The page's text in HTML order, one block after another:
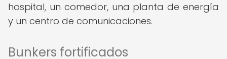
hospital, un comedor, una planta de energía
y un centro de comunicaciones.
Bunkers fortificados